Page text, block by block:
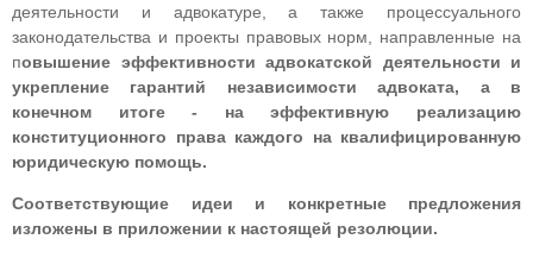
деятельности и адвокатуре, а также процессуального
законодательства и проекты правовых норм, направленные на
повышение эффективности адвокатской деятельности и
укрепление гарантий независимости адвоката, а в
конечном итоге - на эффективную реализацию
конституционного права каждого на квалифицированную
юридическую помощь.
Соответствующие идеи и конкретные предложения
изложены в приложении к настоящей резолюции.